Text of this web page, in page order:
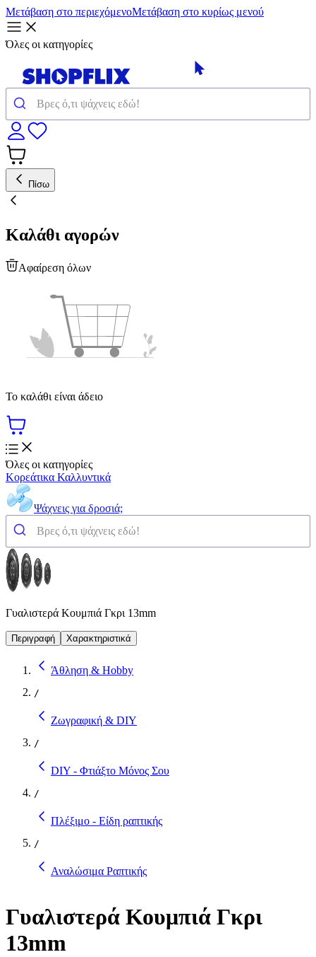
Μετάβαση στο περιεχόμενοΜετάβαση στο κυρίως μενού
Όλες οι κατηγορίες
Πίσω
Καλάθι αγορών
Αφαίρεση όλων
Το καλάθι είναι άδειο
Όλες οι κατηγορίες
Κορεάτικα Καλλυντικά
Ψάχνεις για δροσιά;
Γυαλιστερά Κουμπιά Γκρι 13mm
Περιγραφή Χαρακτηριστικά
Άθληση & Hobby
/
Ζωγραφική & DIY
/
DIY - Φτιάξτο Μόνος Σου
/
Πλέξιμο - Είδη ραπτικής
/
Αναλώσιμα Ραπτικής
Γυαλιστερά Κουμπιά Γκρι
13mm